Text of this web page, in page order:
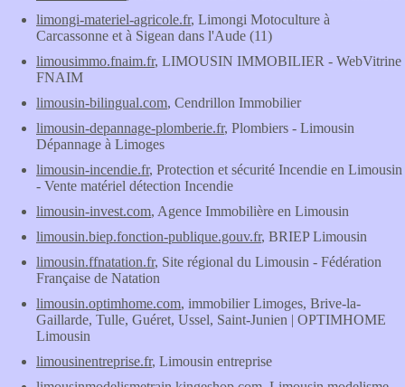
limongi-materiel-agricole.fr, Limongi Motoculture à
Carcassonne et à Sigean dans l'Aude (11)
limousimmo.fnaim.fr, LIMOUSIN IMMOBILIER - WebVitrine
FNAIM
limousin-bilingual.com, Cendrillon Immobilier
limousin-depannage-plomberie.fr, Plombiers - Limousin
Dépannage à Limoges
limousin-incendie.fr, Protection et sécurité Incendie en Limousin
- Vente matériel détection Incendie
limousin-invest.com, Agence Immobilière en Limousin
limousin.biep.fonction-publique.gouv.fr, BRIEP Limousin
limousin.ffnatation.fr, Site régional du Limousin - Fédération
Française de Natation
limousin.optimhome.com, immobilier Limoges, Brive-la-
Gaillarde, Tulle, Guéret, Ussel, Saint-Junien | OPTIMHOME
Limousin
limousinentreprise.fr, Limousin entreprise